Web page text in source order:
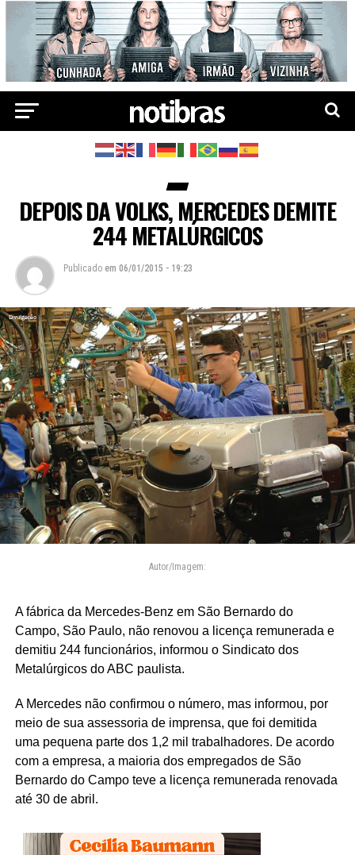
DEPOIS DA VOLKS, MERCEDES DEMITE
244 METALÚRGICOS
Publicado em 06/01/2015 - 19:23
Autor/Imagem:
A fábrica da Mercedes-Benz em São Bernardo do
Campo, São Paulo, não renovou a licença remunerada e
demitiu 244 funcionários, informou o Sindicato dos
Metalúrgicos do ABC paulista.
A Mercedes não confirmou o número, mas informou, por
meio de sua assessoria de imprensa, que foi demitida
uma pequena parte dos 1,2 mil trabalhadores. De acordo
com a empresa, a maioria dos empregados de São
Bernardo do Campo teve a licença remunerada renovada
até 30 de abril.